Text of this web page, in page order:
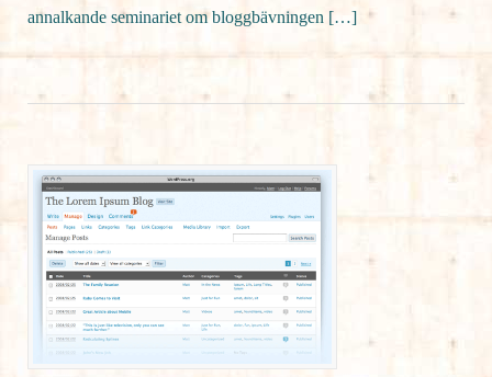
annalkande seminariet om bloggbävningen […]